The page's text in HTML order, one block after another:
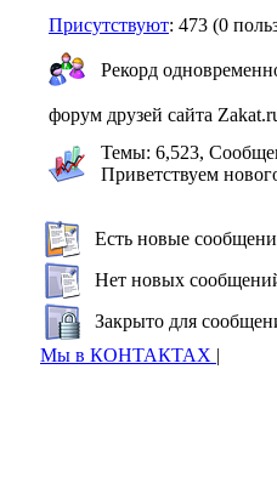
Присутствуют: 473 (0
Рекорд
форум друзей сайта
Темы: 6,523,
Приветствуем
Есть новые
Нет новых
Закрыто для
Мы в КОНТАКТАХ |